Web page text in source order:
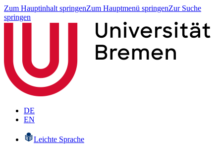
Zum Hauptinhalt springenZum Hauptmenü springenZur Suche
springen
DE
EN
Leichte Sprache